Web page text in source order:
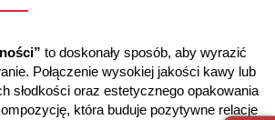
to doskonały sposób, aby wyrazić
Połączenie wysokiej jakości kawy lub
słodkości oraz estetycznego opakowania
która buduje pozytywne relacje